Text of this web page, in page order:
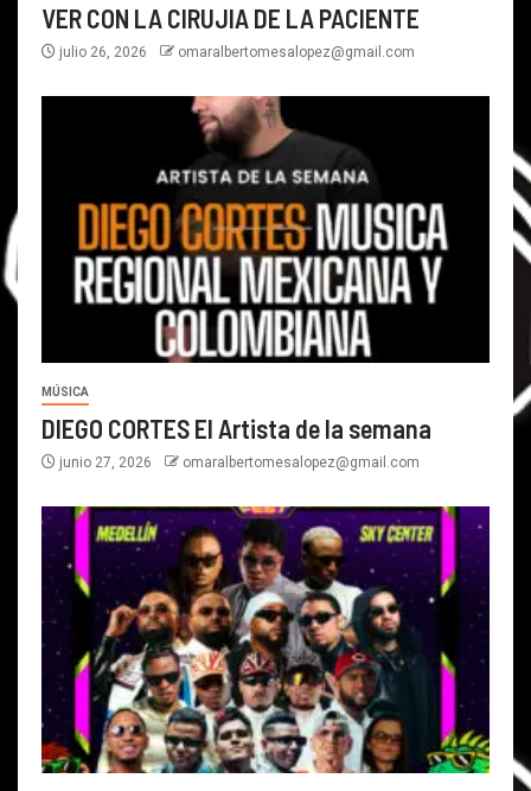
VER CON LA CIRUJIA DE LA PACIENTE
julio 26, 2026 omaralbertomesalopez@gmail.com
MÚSICA
DIEGO CORTES El Artista de la semana
junio 27, 2026 omaralbertomesalopez@gmail.com